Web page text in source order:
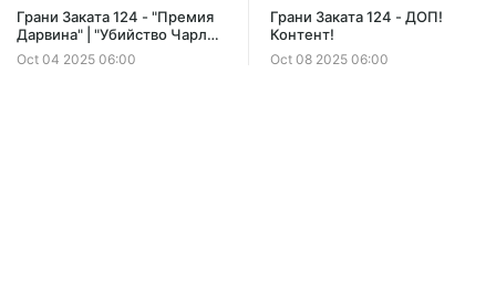
Грани Заката 124 - "Премия
Дарвина" | "Убийство Чарли
Кирка" (РАСШИРЕННАЯ
ВЕРСИЯ)
Oct 04 2025 06:00
Грани Заката 124 - ДОП!
Контент!
Oct 08 2025 06:00